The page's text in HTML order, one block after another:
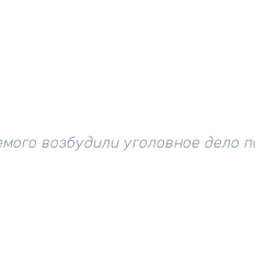
возбудили уголовное